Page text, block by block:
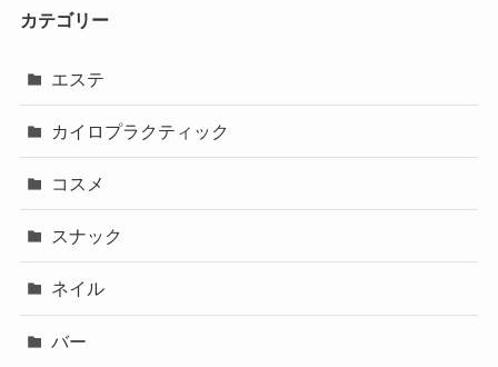
カテゴリー
エステ
カイロプラクティック
コスメ
スナック
ネイル
バー